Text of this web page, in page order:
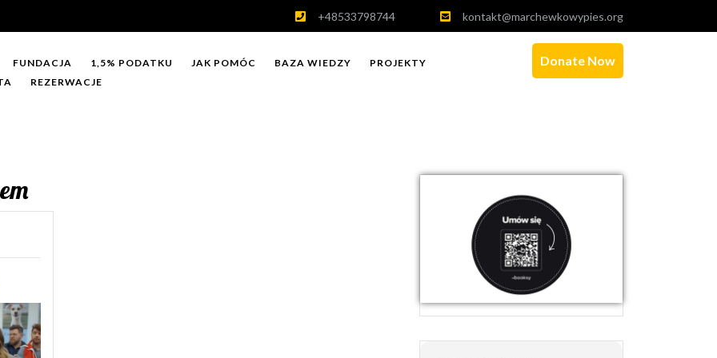
+48533798744 kontakt@marchewkowypies.org
FUNDACJA 1,5% PODATKU JAK POMÓC BAZA WIEDZY
PROJEKTY
REZERWACJE
Donate Now
Szczeniaka